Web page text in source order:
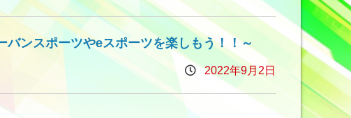
ンスポーツやeスポーツを楽しもう！！～
2022年9月2日